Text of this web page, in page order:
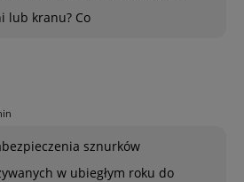
lub kranu? Co
sznurków
w ubiegłym roku do